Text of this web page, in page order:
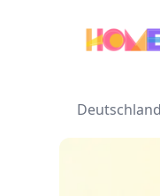
Deutschland